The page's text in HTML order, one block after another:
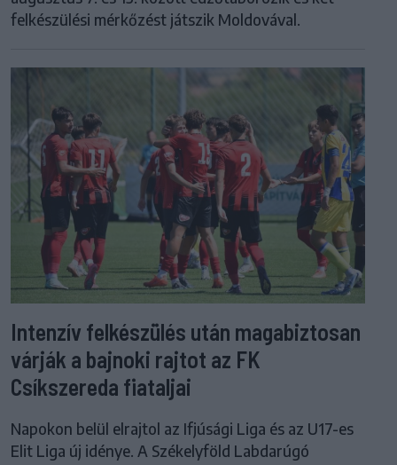
felkészülési mérkőzést játszik Moldovával.
Intenzív felkészülés után magabiztosan
várják a bajnoki rajtot az FK
Csíkszereda fiataljai
Napokon belül elrajtol az Ifjúsági Liga és az U17-es
Elit Liga új idénye. A Székelyföld Labdarúgó